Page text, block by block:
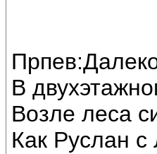
В
Возле леса
Как Руслан